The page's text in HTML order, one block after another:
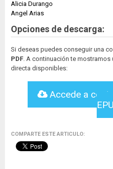
Alicia Durango
Angel Arias
Opciones de descarga:
Si deseas puedes conseguir una
PDF . A continuación te
directa disponibles:
Accede a
COMPARTE ESTE ARTICULO: